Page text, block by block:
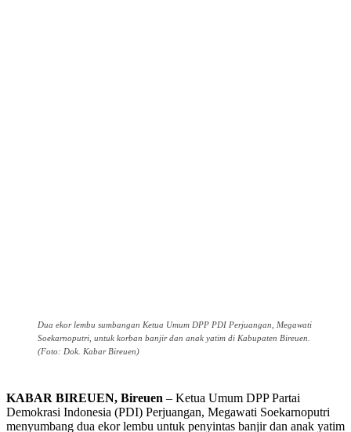
Dua ekor lembu sumbangan Ketua Umum DPP PDI Perjuangan, Megawati
Soekarnoputri, untuk korban banjir dan anak yatim di Kabupaten Bireuen.
(Foto: Dok. Kabar Bireuen)
KABAR BIREUEN, Bireuen – Ketua Umum DPP Partai
Demokrasi Indonesia (PDI) Perjuangan, Megawati Soekarnoputri
menyumbang dua ekor lembu untuk penyintas banjir dan anak yatim